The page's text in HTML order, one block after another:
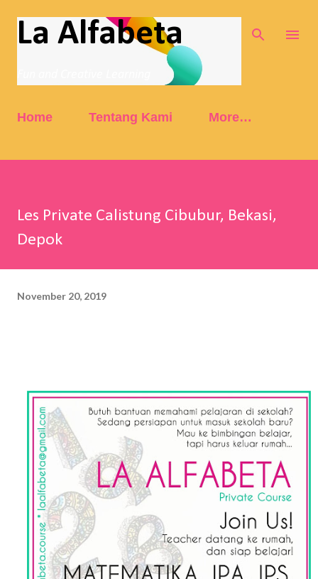
Skip to main content
La Alfabeta
Home Tentang Kami More…
Les Private Calistung Cibubur, Bekasi,
Depok
November 20, 2019